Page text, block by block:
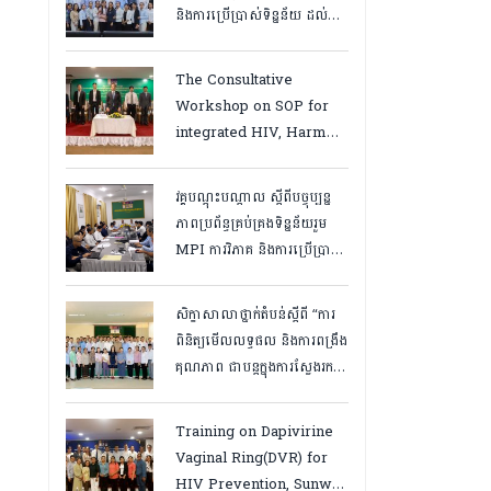
និងការប្រើប្រាស់ទិន្នន័យ ដល់
និងមន្ត្រីទិន្នន័យថ្នាក់ខេត្ត
“,ថ្ងៃទី១២ ដល់ ១៣ ខែឧសភា
ឆ្នាំ២០២៦
The Consultative
Workshop on SOP for
integrated HIV, Harm
Health Services in
Cambodia.
វគ្គបណ្ដុះបណ្តាល ស្តីពីបច្ចុប្បន្ន
ភាពប្រព័ន្ធគ្រប់គ្រងទិន្នន័យរួម
MPI ការវិភាគ និងការប្រើប្រាស់
អេដស៍ថ្នាក់ខេត្ត, កំពត ថ្ងៃ២៣
ដល់ ២៤ ខែមិនា ២០២៦
សិក្ខាសាលាថ្នាក់តំបន់ស្តីពី “ការ
ពិនិត្យមើលលទ្ធផល និងការពង្រឹង
គុណភាព ជាបន្តក្នុងការស្វែងរក
បង្ការ និងថែទាំ ព្យាបាលអ្នកជំងឺ
អេដស៍ ដើម្បីឈានទៅសម្រេច
គោលដៅ ៩៥-៩៥-៩៥”, តាកែវ
Training on Dapivirine
Vaginal Ring(DVR) for
HIV Prevention, Sunway